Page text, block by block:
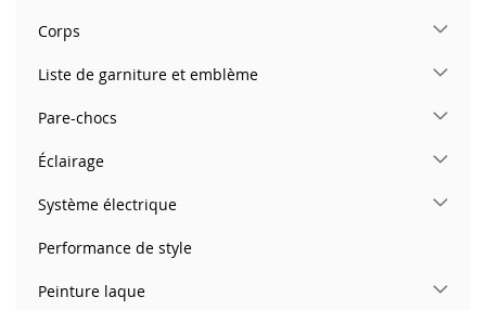
Corps
Liste de garniture et emblème
Pare-chocs
Éclairage
Système électrique
Performance de style
Peinture laque